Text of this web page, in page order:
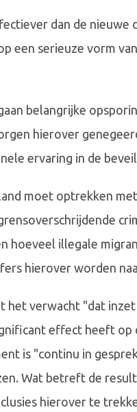
dan de nieuwe
een serieuze vorm
belangrijke
hierover
ervaring in de
moet optrekken
hoeveel illegale
hierover worden
het verwacht "dat
effect heeft op
is "continu in
Wat betreft de
hierover te